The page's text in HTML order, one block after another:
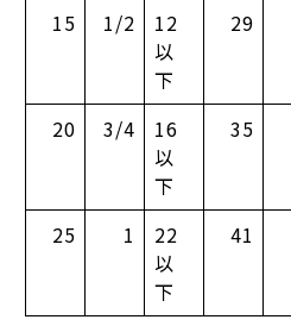
15 1/2
12
以
下
29
20 3/4
16
以
下
35
25 1
22
以
下
41